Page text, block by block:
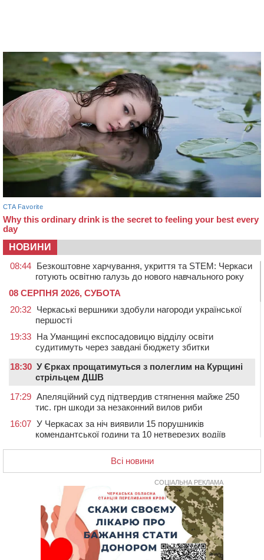
НОВИНИ
08:44 Безкоштовне харчування, укриття та STEM: Черкаси
готують освітню галузь до нового навчального року
08 СЕРПНЯ 2026, СУБОТА
20:32 Черкаські вершники здобули нагороди української
першості
19:33 На Уманщині експосадовицю відділу освіти
судитимуть через завдані бюджету збитки
18:30 У Єрках прощатимуться з полеглим на Курщині
стрільцем ДШВ
17:29 Апеляційний суд підтвердив стягнення майже 250
тис. грн шкоди за незаконний вилов риби
16:07 У Черкасах за ніч виявили 15 порушників
комендантської години та 10 нетверезих водіїв
15:12 На Золотоніщині водійка збила пішохода, який
На Черкащині прокуратура через суд вимагає взяти
під охорону 188-річну церкву
У Смілі біля магазину під колесами вантажівки
загинула жінка
У Черкасах пропонують для приватизації
п’ятиповерховий об’єкт у центрі міста
Всі новини
СОЦІАЛЬНА РЕКЛАМА